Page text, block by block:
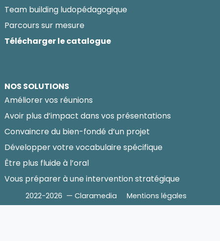
Team building ludopédagogique
Parcours sur mesure
Télécharger le catalogue
NOS SOLUTIONS
Améliorer vos réunions
Avoir plus d’impact dans vos présentations
Convaincre du bien-fondé d’un projet
Développer votre vocabulaire spécifique
Être plus fluide à l’oral
Vous préparer à une intervention stratégique
2022-2026 — Claramedia Mentions légales